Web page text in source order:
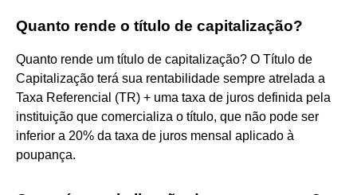
Quanto rende o título de capitalização?
Quanto rende um título de capitalização? O Título de
Capitalização terá sua rentabilidade sempre atrelada a
Taxa Referencial (TR) + uma taxa de juros definida pela
instituição que comercializa o título, que não pode ser
inferior a 20% da taxa de juros mensal aplicado à
poupança.